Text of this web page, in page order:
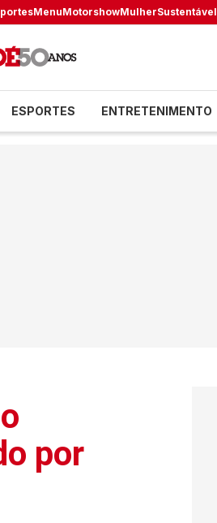
MenuMotorshowMulherSustentável
ESPORTES ENTRETENIMENTO
por